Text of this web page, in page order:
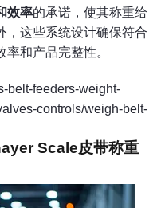
效率的承诺，使其称重给
，这些系统设计确保符合
率和产品完整性。
belt-feeders-weight-
controls/weigh-belt-
Scale皮带称重